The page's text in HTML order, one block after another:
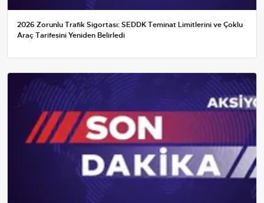
2026 Zorunlu Trafik Sigortası: SEDDK Teminat Limitlerini ve Çoklu
Araç Tarifesini Yeniden Belirledi